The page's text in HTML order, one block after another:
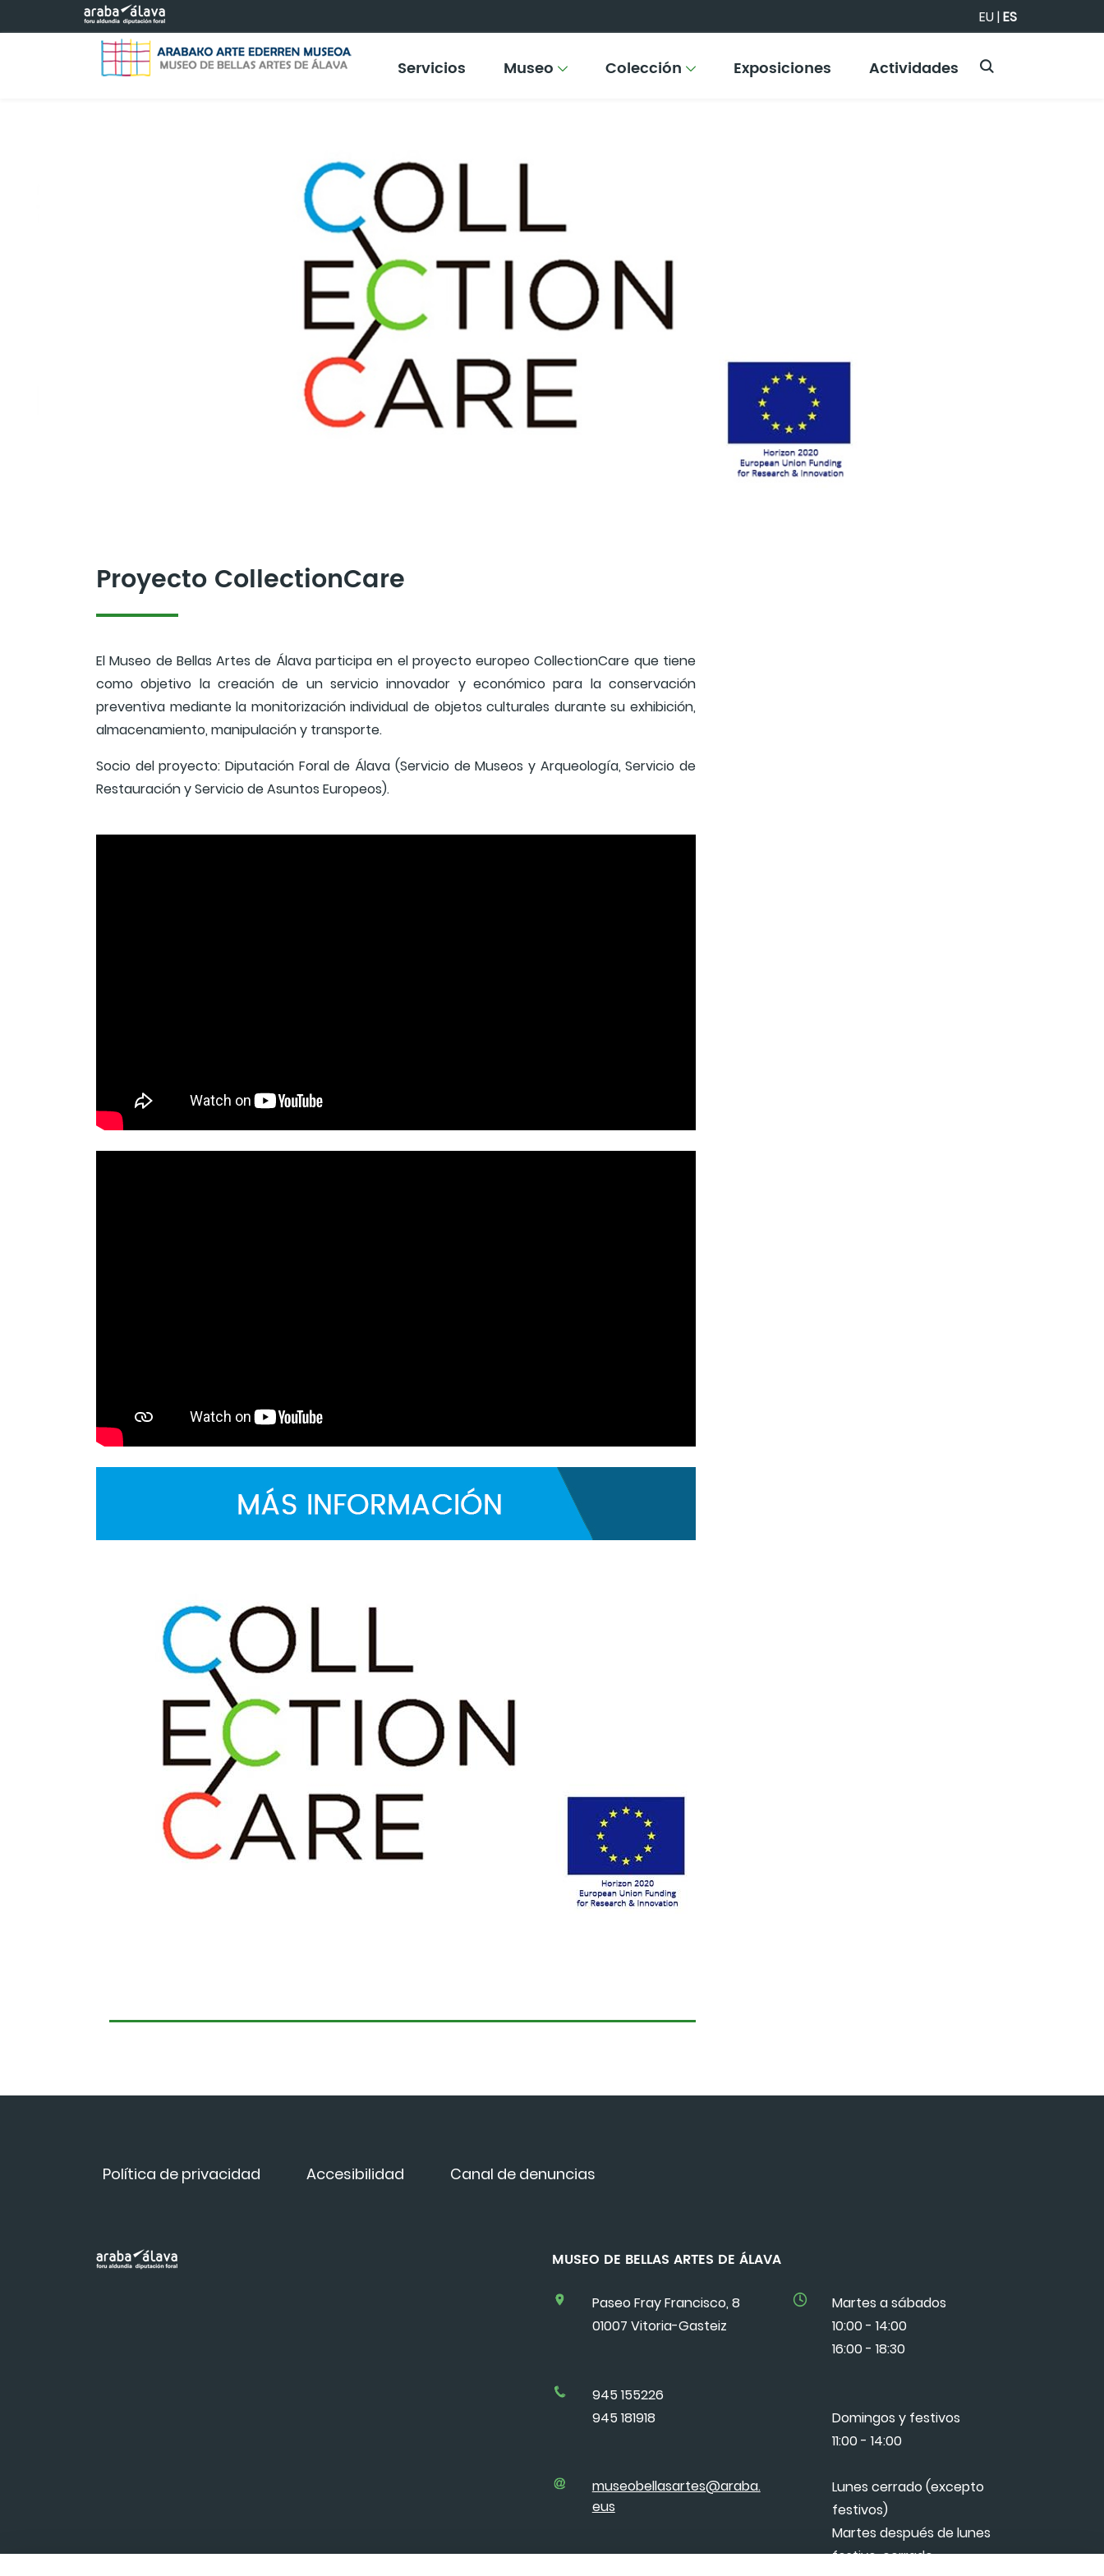
Saltar al contenido principal EU|ES
Servicios Museo Colección Exposiciones Actividades
Proyecto CollectionCare
El Museo de Bellas Artes de Álava participa en el proyecto europeo CollectionCare que tiene
como objetivo la creación de un servicio innovador y económico para la conservación
preventiva mediante la monitorización individual de objetos culturales durante su exhibición,
almacenamiento, manipulación y transporte.
Socio del proyecto: Diputación Foral de Álava (Servicio de Museos y Arqueología, Servicio de
Restauración y Servicio de Asuntos Europeos).
Política de privacidad Accesibilidad Canal de denuncias
MUSEO DE BELLAS ARTES DE ÁLAVA
Paseo Fray Francisco, 8
01007 Vitoria-Gasteiz
Martes a sábados
10:00 - 14:00
16:00 - 18:30
945 155226
945 181918
Domingos y festivos
11:00 - 14:00
museobellasartes@araba.
eus
Lunes cerrado (excepto
festivos)
Martes después de lunes
festivo, cerrado